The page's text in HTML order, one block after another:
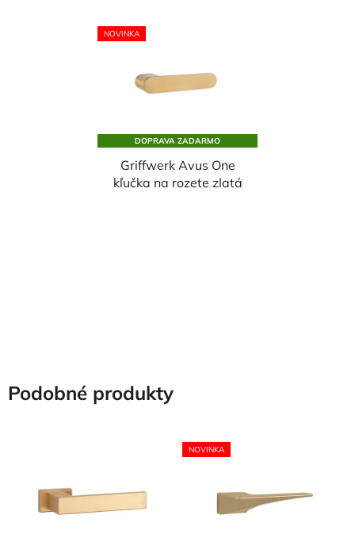
NOVINKA
DOPRAVA ZADARMO
Griffwerk Avus One
kľučka na rozete zlatá
Podobné produkty
NOVINKA